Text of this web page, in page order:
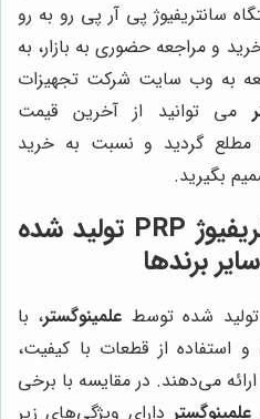
سانتریفیوژ پی آر پی رو به رو
و مراجعه حضوری به بازار، به
به وب سایت شرکت تجهیزات
می توانید از آخرین قیمت
دستگاه سانتریفیوژ prp مطلع گردید و نسبت به خرید
بگیرید.
مقایسه دستگاه سانتریفیوژ PRP تولید شده
برندها
علمینوگستر، با
و استفاده از قطعات با کیفیت،
می‌دهند. در مقایسه با برخی
علمینوگستردارای ویژگی‌های زیر